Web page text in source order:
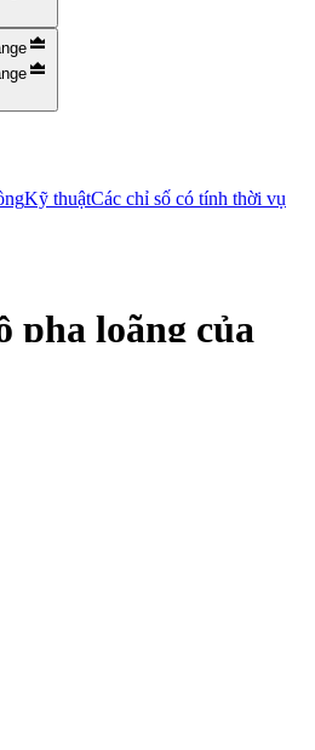
Kỹ thuậtCác chỉ số có tính thời vụ
pha loãng của